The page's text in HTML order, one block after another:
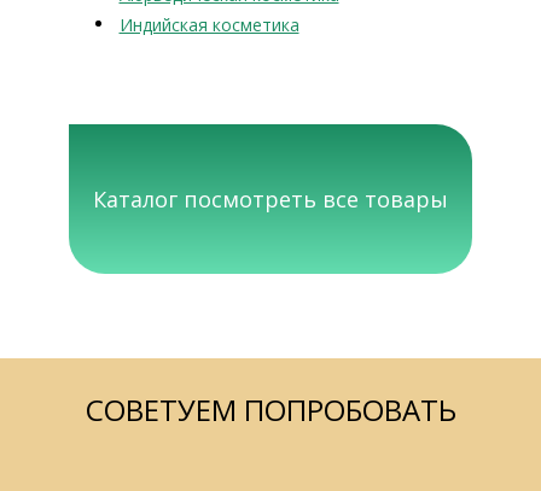
Индийская косметика
Каталог посмотреть все товары
СОВЕТУЕМ ПОПРОБОВАТЬ